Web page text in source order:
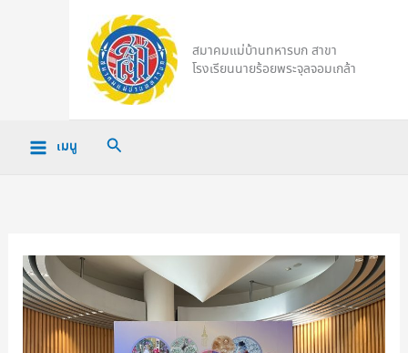
สมาคมแม่บ้านทหารบก สาขา
โรงเรียนนายร้อยพระจุลจอมเกล้า
เมนู Search